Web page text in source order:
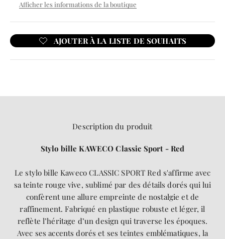
Afficher les informations de la boutique
Description du produit
Stylo bille KAWECO Classic Sport - Red
Le stylo bille Kaweco CLASSIC SPORT Red s'affirme avec
sa teinte rouge vive, sublimé par des détails dorés qui lui
confèrent une allure empreinte de nostalgie et de
raffinement. Fabriqué en plastique robuste et léger, il
reflète l’héritage d’un design qui traverse les époques.
Avec ses accents dorés et ses teintes emblématiques, la